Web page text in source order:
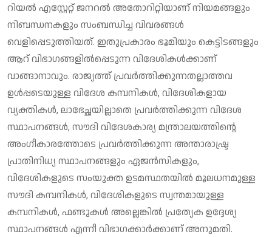
റിയല്‍ എസ്റ്റേറ്റ് ജനറല്‍ അതോറിറ്റിയാണ് നിയമങ്ങളും
നിബന്ധനകളും സംബന്ധിച്ച വിവരങ്ങള്‍
വെളിപ്പെടുത്തിയത്. ഇതുപ്രകാരം ഭൂമിയും കെട്ടിടങ്ങളും
ആറ് വിഭാഗങ്ങളില്‍പ്പെടുന്ന വിദേശികള്‍ക്കാണ്
വാങ്ങാനാവും. രാജ്യത്ത് പ്രവര്‍ത്തിക്കുന്നതല്ലാത്തവ
ഉള്‍പ്പടെയുള്ള വിദേശ കമ്പനികള്‍, വിദേശികളായ
വ്യക്തികള്‍, ലാഭേച്ഛയില്ലാതെ പ്രവര്‍ത്തിക്കുന്ന വിദേശ
സ്ഥാപനങ്ങള്‍, സൗദി വിദേശകാര്യ മന്ത്രാലയത്തിന്റെ
അംഗീകാരത്തോടെ പ്രവര്‍ത്തിക്കുന്ന അന്താരാഷ്ട്ര
പ്രാതിനിധ്യ സ്ഥാപനങ്ങളും ഏജന്‍സികളും,
വിദേശികളുടെ സംയുക്ത ഉടമസ്ഥതയില്‍ മൂലധനമുള്ള
സൗദി കമ്പനികള്‍, വിദേശികളുടെ സ്വന്തമായുള്ള
കമ്പനികള്‍, ഫണ്ടുകള്‍ അല്ലെങ്കില്‍ പ്രത്യേക ഉദ്ദേശ്യ
സ്ഥാപനങ്ങള്‍ എന്നീ വിഭാഗക്കാര്‍ക്കാണ് അനുമതി.